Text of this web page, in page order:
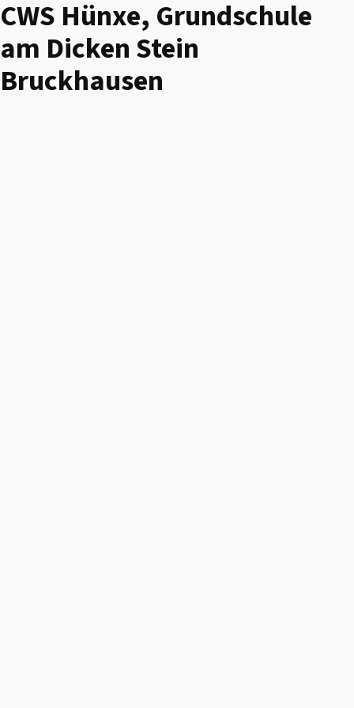
CWS Hünxe, Grundschule
am Dicken Stein
Bruckhausen